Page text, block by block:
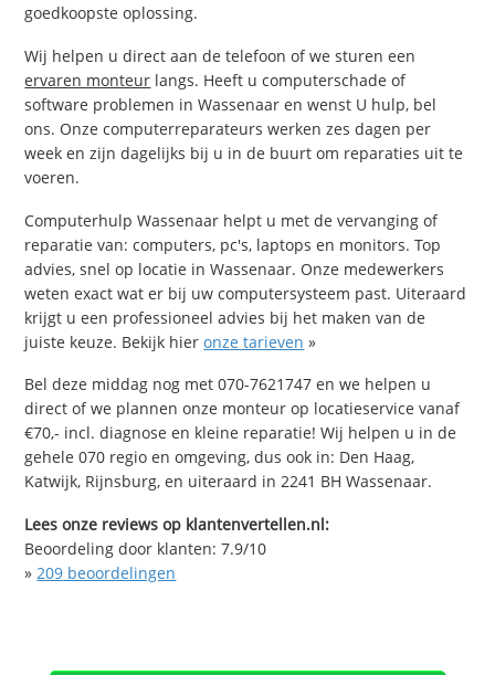
goedkoopste oplossing.
Wij helpen u direct aan de telefoon of we sturen een
ervaren monteur langs. Heeft u computerschade of
software problemen in Wassenaar en wenst U hulp, bel
ons. Onze computerreparateurs werken zes dagen per
week en zijn dagelijks bij u in de buurt om reparaties uit te
voeren.
Computerhulp Wassenaar helpt u met de vervanging of
reparatie van: computers, pc's, laptops en monitors. Top
advies, snel op locatie in Wassenaar. Onze medewerkers
weten exact wat er bij uw computersysteem past. Uiteraard
krijgt u een professioneel advies bij het maken van de
juiste keuze. Bekijk hieronze tarieven »
Bel deze middag nog met 070-7621747 en we helpen u
direct of we plannen onze monteur op locatieservice vanaf
€70,- incl. diagnose en kleine reparatie! Wij helpen u in de
gehele 070 regio en omgeving, dus ook in: Den Haag,
Katwijk, Rijnsburg, en uiteraard in 2241 BH Wassenaar.
Lees onze reviews op klantenvertellen.nl:
Beoordeling door klanten:7.9/10
»209 beoordelingen